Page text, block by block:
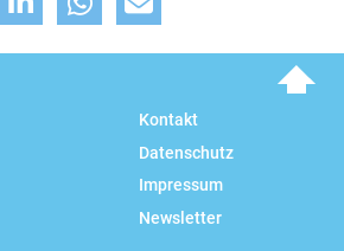
Kontakt
Datenschutz
Impressum
Newsletter